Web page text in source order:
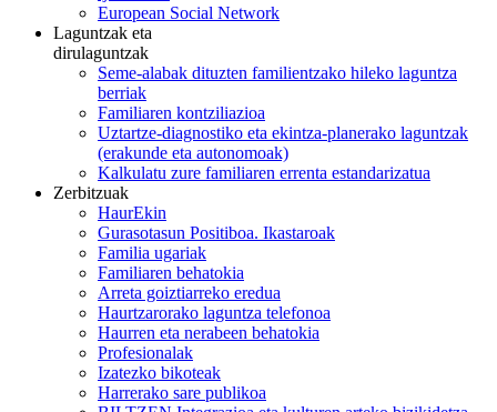
European Social Network
Laguntzak eta
dirulaguntzak
Seme-alabak dituzten familientzako hileko laguntza
berriak
Familiaren kontziliazioa
Uztartze-diagnostiko eta ekintza-planerako laguntzak
(erakunde eta autonomoak)
Kalkulatu zure familiaren errenta estandarizatua
Zerbitzuak
HaurEkin
Gurasotasun Positiboa. Ikastaroak
Familia ugariak
Familiaren behatokia
Arreta goiztiarreko eredua
Haurtzarorako laguntza telefonoa
Haurren eta nerabeen behatokia
Profesionalak
Izatezko bikoteak
Harrerako sare publikoa